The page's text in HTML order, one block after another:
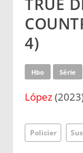
4)
Hbo Série
López
Policier